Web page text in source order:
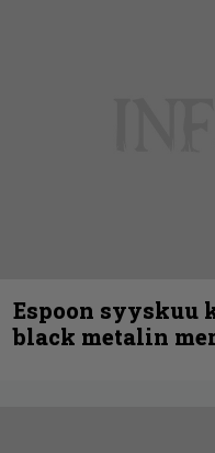
Espoon syyskuu
black metalin